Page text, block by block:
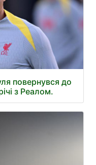
повернувся до
з Реалом.